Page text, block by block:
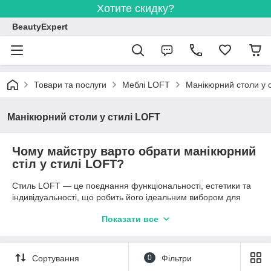
Хотите скидку?
BeautyExpert
Товари та послуги Меблі LOFT Манікюрний столи у
Манікюрний столи у стилі LOFT
Чому майстру варто обрати манікюрний
стіл у стилі LOFT?
Стиль LOFT — це поєднання функціональності, естетики та
індивідуальності, що робить його ідеальним вибором для
манікюрний стіл у стилі LOFT стане чудовим рішенням для
індустріальними рисами: грубою обробкою,
Показати все
Сортування 0 Фільтри